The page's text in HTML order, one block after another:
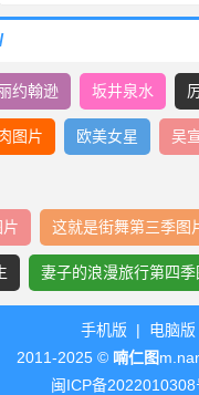
约翰逊 坂井泉水
图片 欧美女星 吴
这就是街舞第三季图
妻子的浪漫旅行第四季
手机版 | 电脑版
2011-2025 © 喃仁图
闽ICP备2022010308